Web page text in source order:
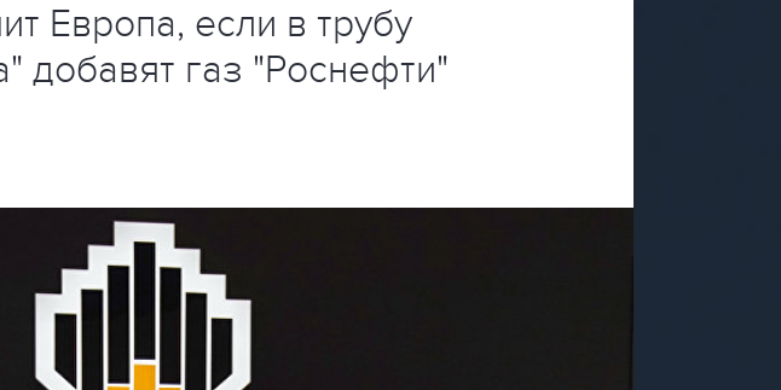
Европа, если в трубу
добавят газ "Роснефти"